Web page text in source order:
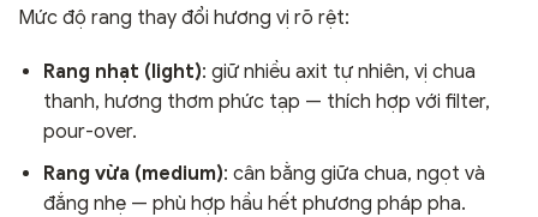
Mức độ rang thay đổi hương vị rõ rệt:
Rang nhạt (light): giữ nhiều axit tự nhiên, vị chua
thanh, hương thơm phức tạp — thích hợp với filter,
pour-over.
Rang vừa (medium): cân bằng giữa chua, ngọt và
đắng nhẹ — phù hợp hầu hết phương pháp pha.